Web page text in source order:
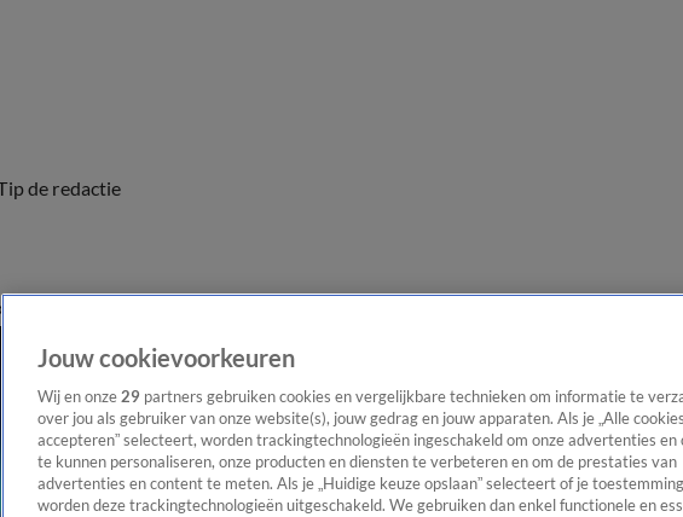
de redactie
Jouw cookievoorkeuren
Wij en onze 29 partners gebruiken cookies en vergelijkbare technieken om informatie te
over jou als gebruiker van onze website(s), jouw gedrag en jouw apparaten. Als je „Alle cookies
accepteren” selecteert, worden trackingtechnologieën ingeschakeld om onze advertenties en
te kunnen personaliseren, onze producten en diensten te verbeteren en om de prestaties van
advertenties en content te meten. Als je „Huidige keuze opslaan” selecteert of je
worden deze trackingtechnologieën uitgeschakeld. We gebruiken dan enkel functionele en